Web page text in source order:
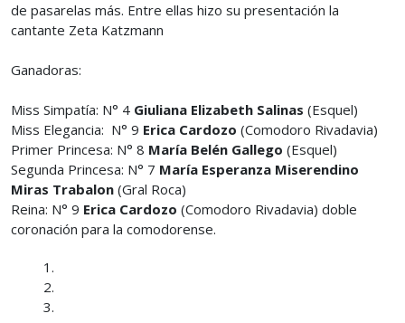
de pasarelas más. Entre ellas hizo su presentación la
cantante Zeta Katzmann
Ganadoras:
Miss Simpatía: N° 4 Giuliana Elizabeth Salinas (Esquel)
Miss Elegancia: N° 9 Erica Cardozo (Comodoro Rivadavia)
Primer Princesa: N° 8 María Belén Gallego (Esquel)
Segunda Princesa: N° 7 María Esperanza Miserendino
Miras Trabalon (Gral Roca)
Reina: N° 9 Erica Cardozo (Comodoro Rivadavia) doble
coronación para la comodorense.